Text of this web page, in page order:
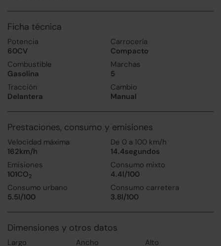
Ficha técnica
Potencia
60CV
Carrocería
Compacto
Combustible
Gasolina
Marchas
5
Tracción
Delantera
Cambio
Manual
Prestaciones, consumo y emisiones
Velocidad máxima
162km/h
De 0 a 100 km/h
14.4segundos
Emisiones
101CO2
Consumo mixto
4.4l/100
Consumo urbano
5.5l/100
Consumo carretera
3.8l/100
Dimensiones y otros datos
Largo
Ancho
Alto